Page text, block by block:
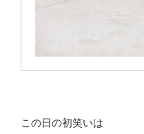
この日の初笑いは